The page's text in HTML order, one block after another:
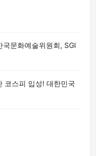
문화예술위원회, SGI
코스피 입성! 대한민국